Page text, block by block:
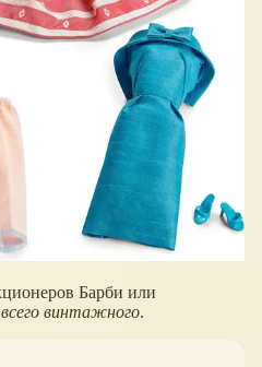
Барби или
всего винтажного.